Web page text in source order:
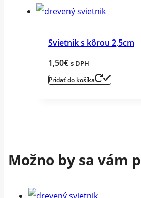
Svietnik s kôrou 2,5cm
1,50€ s DPH
Pridať do košíka
Možno by sa vám